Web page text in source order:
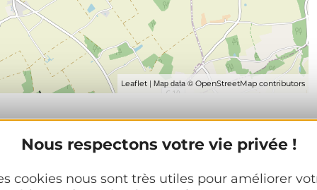
Nous respectons votre vie privée !
cookies nous sont très utiles pour améliorer
Leaflet | Map data © OpenStreetMap contributors